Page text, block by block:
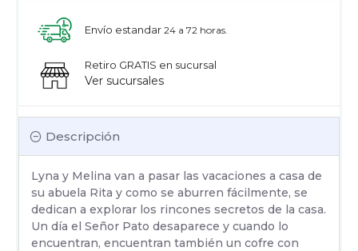
Descripción
Lyna y Melina van a pasar las vacaciones a casa de
su abuela Rita y como se aburren fácilmente, se
dedican a explorar los rincones secretos de la casa.
Un día el Señor Pato desaparece y cuando lo
encuentran, encuentran también un cofre con
Envío estandar 24 a 72 horas.
Retiro GRATIS en sucursal
Ver sucursales